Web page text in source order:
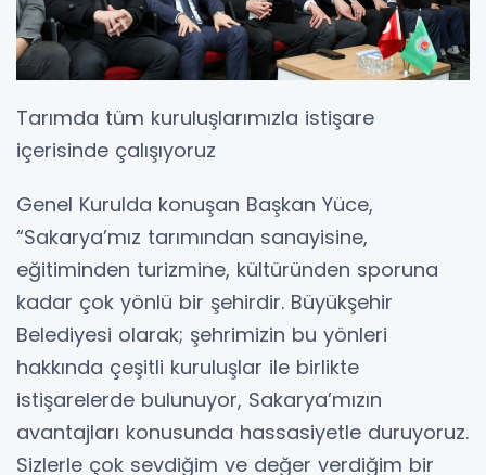
Tarımda tüm kuruluşlarımızla istişare
içerisinde çalışıyoruz
Genel Kurulda konuşan Başkan Yüce,
“Sakarya’mız tarımından sanayisine,
eğitiminden turizmine, kültüründen sporuna
kadar çok yönlü bir şehirdir. Büyükşehir
Belediyesi olarak; şehrimizin bu yönleri
hakkında çeşitli kuruluşlar ile birlikte
istişarelerde bulunuyor, Sakarya’mızın
avantajları konusunda hassasiyetle duruyoruz.
Sizlerle çok sevdiğim ve değer verdiğim bir